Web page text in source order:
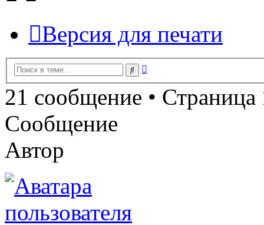
Версия для печати
Поиск
21 сообщение • Страница
Сообщение
Автор